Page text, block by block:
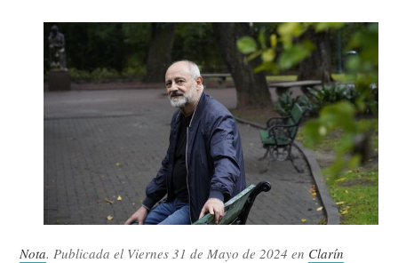
Nota. Publicada el Viernes 31 de Mayo de 2024 en Clarín